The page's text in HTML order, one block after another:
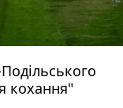
кохання"